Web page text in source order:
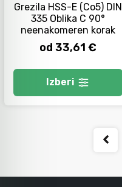
Grezila HSS-E (Co5) DIN
335 Oblika C 90°
neenakomeren korak
od 33,61 €
Izberi